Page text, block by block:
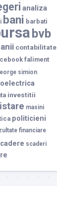
analiza
bani barbati
bvb
contabilitate
faliment
simion
investitii
masini
politicieni
financiare
scaderi